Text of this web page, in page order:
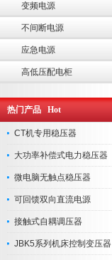
变频电源
不间断电源
应急电源
高低压配电柜
热门产品 Hot
CT机专用稳压器
大功率补偿式电力稳压器
微电脑无触点稳压器
可回馈双向直流电源
接触式自耦调压器
JBK5系列机床控制变压器